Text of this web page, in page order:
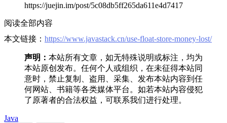
https://juejin.im/post/5c08db5ff265da611e4d7417
阅读全部内容
本文链接： https://www.javastack.cn/use-float-store-money-lost/
声明： 本站所有文章，如无特殊说明或标注，均为
本站原创发布。任何个人或组织，在未征得本站同
意时，禁止复制、盗用、采集、发布本站内容到任
何网站、书籍等各类媒体平台。如若本站内容侵犯
了原著者的合法权益，可联系我们进行处理。
Java